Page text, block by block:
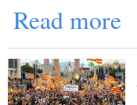
Read more